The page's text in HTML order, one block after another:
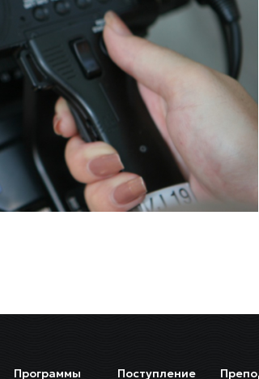
Программы Поступление